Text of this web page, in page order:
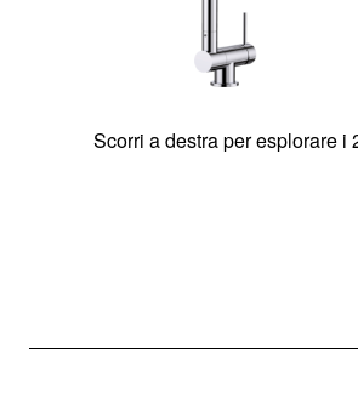
Scorri a destra per esplorare i